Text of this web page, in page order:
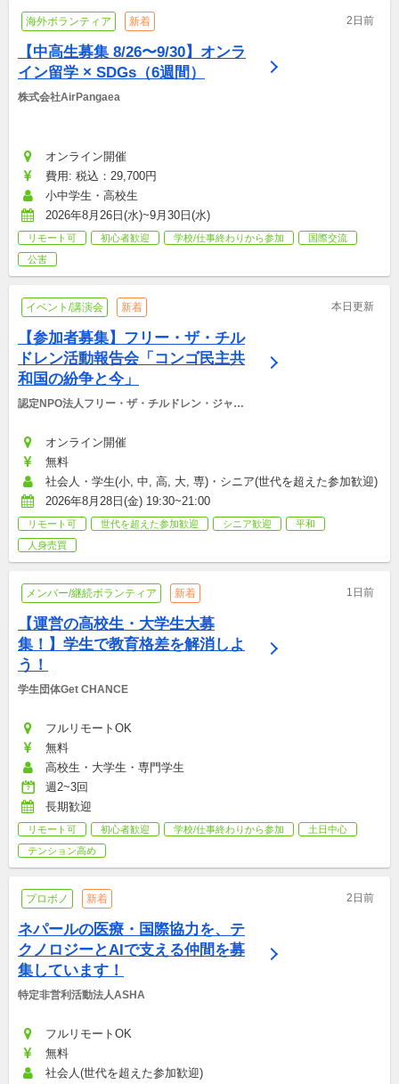
海外ボランティア 新着 2日前
【中高生募集 8/26〜9/30】オンラ
イン留学 × SDGs（6週間）
株式会社AirPangaea
オンライン開催
費用: 税込：29,700円
小中学生・高校生
2026年8月26日(水)~9月30日(水)
リモート可 初心者歓迎 学校/仕事終わりから参加
国際交流
公害
イベント/講演会 新着 本日更新
【参加者募集】フリー・ザ・チル
ドレン活動報告会「コンゴ民主共
和国の紛争と今」
認定NPO法人フリー・ザ・チルドレン・ジャパ
オンライン開催
無料
社会人・学生(小, 中, 高, 大, 専)・シニア(世代を超えた参加歓迎)
2026年8月28日(金) 19:30~21:00
リモート可 世代を超えた参加歓迎 シニア歓迎
平和
人身売買
メンバー/継続ボランティア 新着 1日前
【運営の高校生・大学生大募
集！】学生で教育格差を解消しよ
う！
学生団体Get CHANCE
フルリモートOK
無料
高校生・大学生・専門学生
週2~3回
長期歓迎
リモート可 初心者歓迎 学校/仕事終わりから参加
土日中心
テンション高め
プロボノ 新着 2日前
ネパールの医療・国際協力を、テ
クノロジーとAIで支える仲間を募
集しています！
特定非営利活動法人ASHA
フルリモートOK
無料
社会人(世代を超えた参加歓迎)